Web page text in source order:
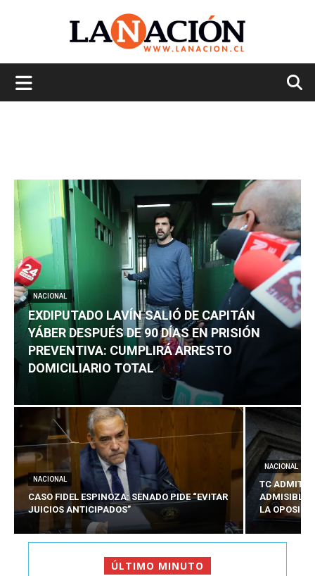
NACIONAL
EXDIPUTADO LAVÍN SALIÓ DE CAPITÁN
YÁBER DESPUÉS DE 90 DÍAS EN PRISIÓN
PREVENTIVA: CUMPLIRÁ ARRESTO
DOMICILIARIO TOTAL
NACIONAL
CASO FIDEL ESPINOZA: SENADO PIDE “EVITAR
JUICIOS ANTICIPADOS”
NACIONAL
TC ADMITE
ADMISIBLES
LA
ÚLTIMO MINUTO